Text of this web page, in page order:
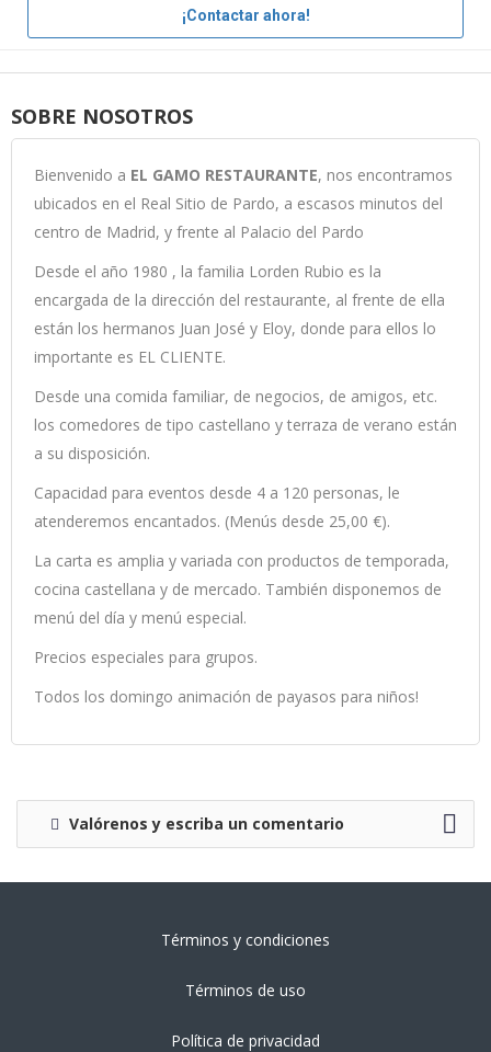
¡Contactar ahora!
SOBRE NOSOTROS
Bienvenido a EL GAMO RESTAURANTE, nos encontramos
ubicados en el Real Sitio de Pardo, a escasos minutos del
centro de Madrid, y frente al Palacio del Pardo
Desde el año 1980 , la familia Lorden Rubio es la
encargada de la dirección del restaurante, al frente de ella
están los hermanos Juan José y Eloy, donde para ellos lo
importante es EL CLIENTE.
Desde una comida familiar, de negocios, de amigos, etc.
los comedores de tipo castellano y terraza de verano están
a su disposición.
Capacidad para eventos desde 4 a 120 personas, le
atenderemos encantados. (Menús desde 25,00 €).
La carta es amplia y variada con productos de temporada,
cocina castellana y de mercado. También disponemos de
menú del día y menú especial.
Precios especiales para grupos.
Todos los domingo animación de payasos para niños!
Valórenos y escriba un comentario
Términos y condiciones
Términos de uso
Política de privacidad